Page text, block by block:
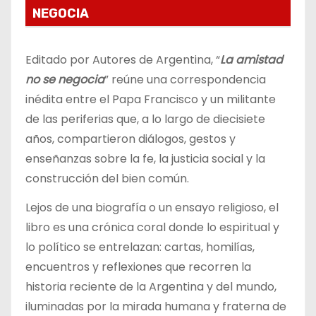
NEGOCIA
Editado por Autores de Argentina, “La amistad
no se negocia” reúne una correspondencia
inédita entre el Papa Francisco y un militante
de las periferias que, a lo largo de diecisiete
años, compartieron diálogos, gestos y
enseñanzas sobre la fe, la justicia social y la
construcción del bien común.
Lejos de una biografía o un ensayo religioso, el
libro es una crónica coral donde lo espiritual y
lo político se entrelazan: cartas, homilías,
encuentros y reflexiones que recorren la
historia reciente de la Argentina y del mundo,
iluminadas por la mirada humana y fraterna de